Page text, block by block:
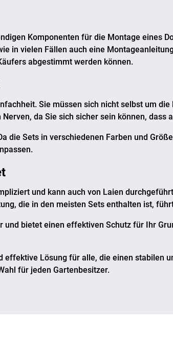
Komponenten für die Montage eines
in vielen Fällen auch eine
abgestimmt werden können.
Sie müssen sich nicht selbst um
da Sie sich sicher sein können,
die Sets in verschiedenen Farben und
und kann auch von Laien
die in den meisten Sets enthalten ist,
und bietet einen effektiven Schutz für Ihr
Lösung für alle, die einen stabilen
für jeden Gartenbesitzer.